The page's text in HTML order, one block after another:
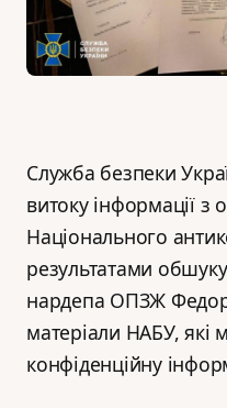
Служба безпеки
витоку інформації
Національного
результатами
нардепа ОПЗЖ
матеріали НАБУ, які
конфіденційну